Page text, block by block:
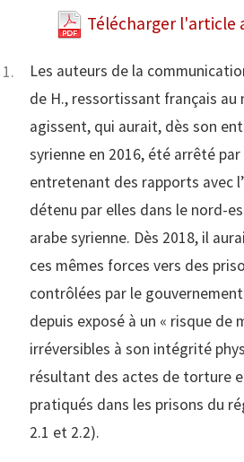
Télécharger l'article
Les auteurs de la
de H., ressortissant français au
agissent, qui aurait, dès son
syrienne en 2016, été arrêté
entretenant des rapports avec
détenu par elles dans le nord-
arabe syrienne. Dès 2018, il
ces mêmes forces vers des
contrôlées par le
depuis exposé à un « risque de
irréversibles à son intégrité
résultant des actes de torture
pratiqués dans les prisons du
2.1 et 2.2).